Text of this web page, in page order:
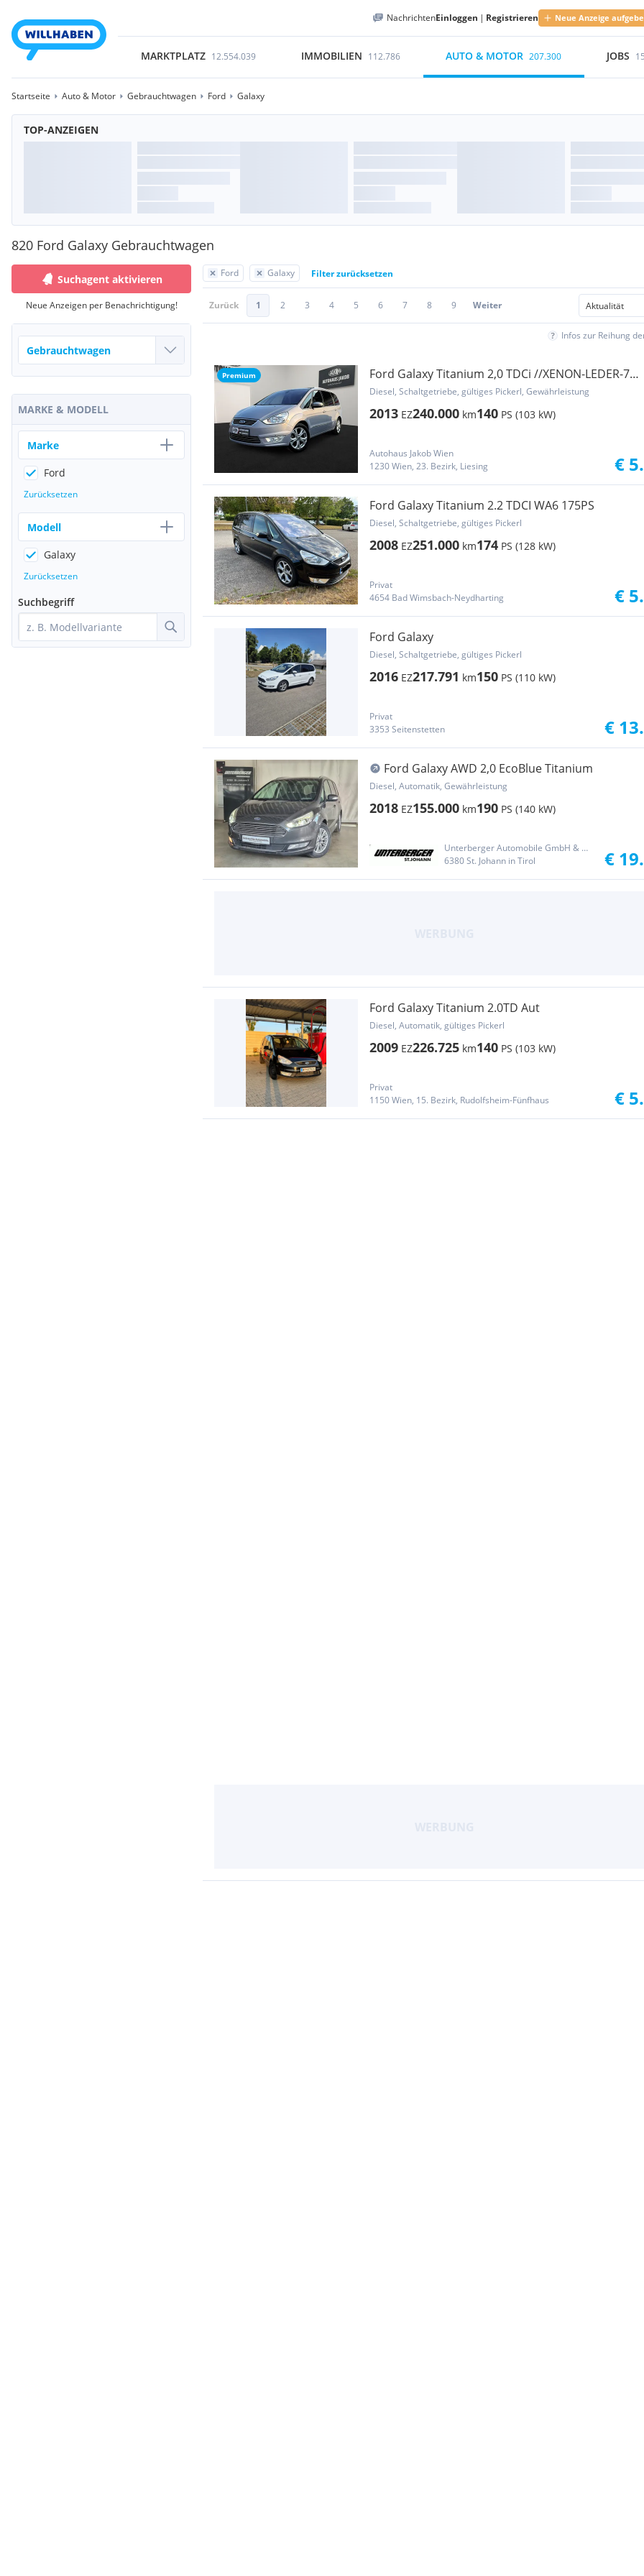
NachrichtenEinloggen | Registrieren Neue Anzeige
MARKTPLATZ 12.554.039 IMMOBILIEN 112.786 AUTO & MOTOR 207.300 JOBS
Startseite Auto & Motor Gebrauchtwagen Ford Galaxy
TOP-ANZEIGEN
820 Ford Galaxy Gebrauchtwagen
Ford Galaxy Filter zurücksetzen
Zurück 1 2 3 4 5 6 7 8 9 Weiter
Infos zur Reihung
Premium
Ford Galaxy Titanium 2,0 TDCi //XENON-LEDER-7-
SITZER...
Diesel, Schaltgetriebe, gültiges Pickerl, Gewährleistung
2013 EZ240.000 km140 PS (103 kW)
Autohaus Jakob Wien
1230 Wien, 23. Bezirk, Liesing
€
Ford Galaxy Titanium 2.2 TDCI WA6 175PS
Diesel, Schaltgetriebe, gültiges Pickerl
2008 EZ251.000 km174 PS (128 kW)
Privat
4654 Bad Wimsbach-Neydharting
€
Ford Galaxy
Diesel, Schaltgetriebe, gültiges Pickerl
2016 EZ217.791 km150 PS (110 kW)
Privat
3353 Seitenstetten
€
Ford Galaxy AWD 2,0 EcoBlue Titanium
Diesel, Automatik, Gewährleistung
2018 EZ155.000 km190 PS (140 kW)
Unterberger Automobile GmbH & Co KG
6380 St. Johann in Tirol
€
Ford Galaxy Titanium 2.0TD Aut
Diesel, Automatik, gültiges Pickerl
2009 EZ226.725 km140 PS (103 kW)
Privat
1150 Wien, 15. Bezirk, Rudolfsheim-Fünfhaus
€
Suchagent aktivieren
Neue Anzeigen per Benachrichtigung!
MARKE & MODELL
Marke
Ford
Zurücksetzen
Modell
Galaxy
Zurücksetzen
Suchbegriff